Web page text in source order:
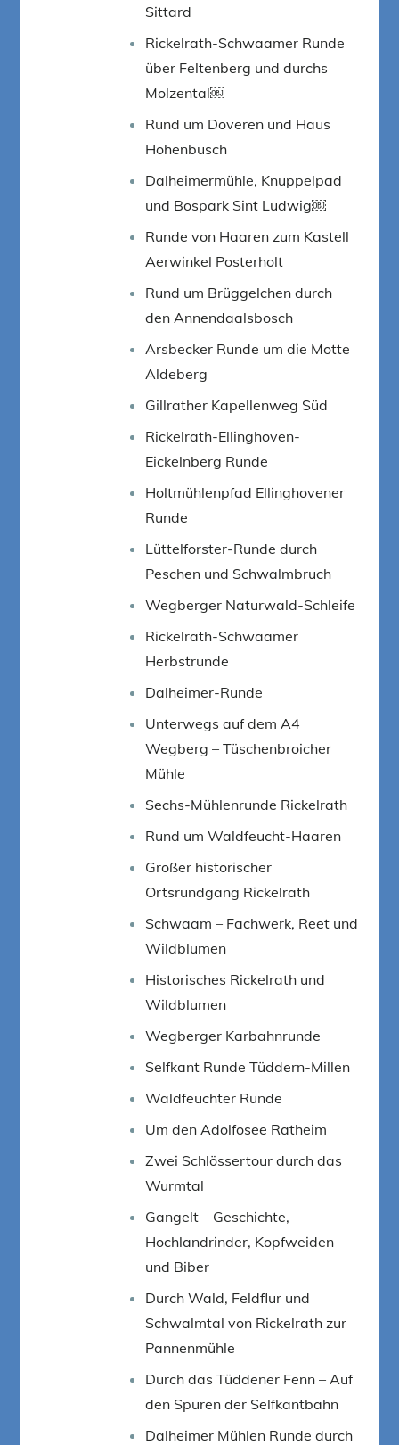
Sittard
Rickelrath-Schwaamer Runde
über Feltenberg und durchs
Molzental￼
Rund um Doveren und Haus
Hohenbusch
Dalheimermühle, Knuppelpad
und Bospark Sint Ludwig￼
Runde von Haaren zum Kastell
Aerwinkel Posterholt
Rund um Brüggelchen durch
den Annendaalsbosch
Arsbecker Runde um die Motte
Aldeberg
Gillrather Kapellenweg Süd
Rickelrath-Ellinghoven-
Eickelnberg Runde
Holtmühlenpfad Ellinghovener
Runde
Lüttelforster-Runde durch
Peschen und Schwalmbruch
Wegberger Naturwald-Schleife
Rickelrath-Schwaamer
Herbstrunde
Dalheimer-Runde
Unterwegs auf dem A4
Wegberg – Tüschenbroicher
Mühle
Sechs-Mühlenrunde Rickelrath
Rund um Waldfeucht-Haaren
Großer historischer
Ortsrundgang Rickelrath
Schwaam – Fachwerk, Reet und
Wildblumen
Historisches Rickelrath und
Wildblumen
Wegberger Karbahnrunde
Selfkant Runde Tüddern-Millen
Waldfeuchter Runde
Um den Adolfosee Ratheim
Zwei Schlössertour durch das
Wurmtal
Gangelt – Geschichte,
Hochlandrinder, Kopfweiden
und Biber
Durch Wald, Feldflur und
Schwalmtal von Rickelrath zur
Pannenmühle
Durch das Tüddener Fenn – Auf
den Spuren der Selfkantbahn
Dalheimer Mühlen Runde durch